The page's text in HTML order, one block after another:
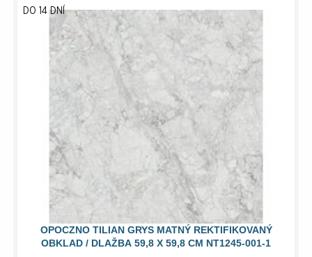
OPOCZNO TILIAN GRYS MATNÝ REKTIFIKOVANÝ
OBKLAD / DLAŽBA 59,8 X 59,8 CM NT1245-001-1
DO 14 DNÍ